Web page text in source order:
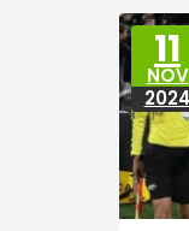
11
NOV
2024